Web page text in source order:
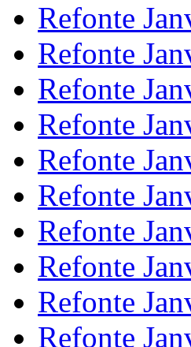
Refonte
Refonte
Refonte
Refonte
Refonte
Refonte
Refonte
Refonte
Refonte
Refonte